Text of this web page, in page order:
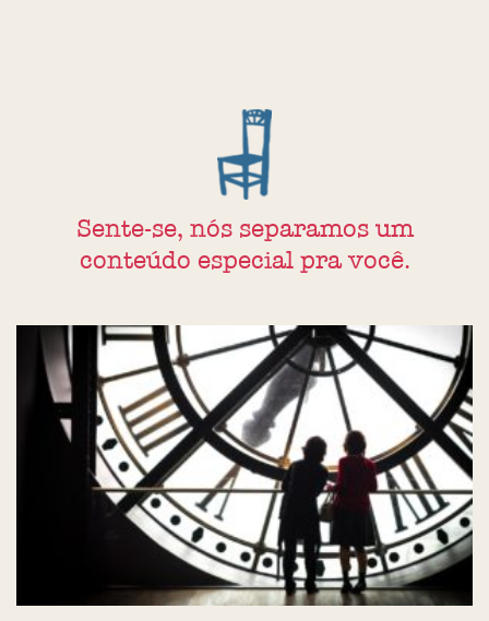
Sente-se, nós separamos um
conteúdo especial pra você.